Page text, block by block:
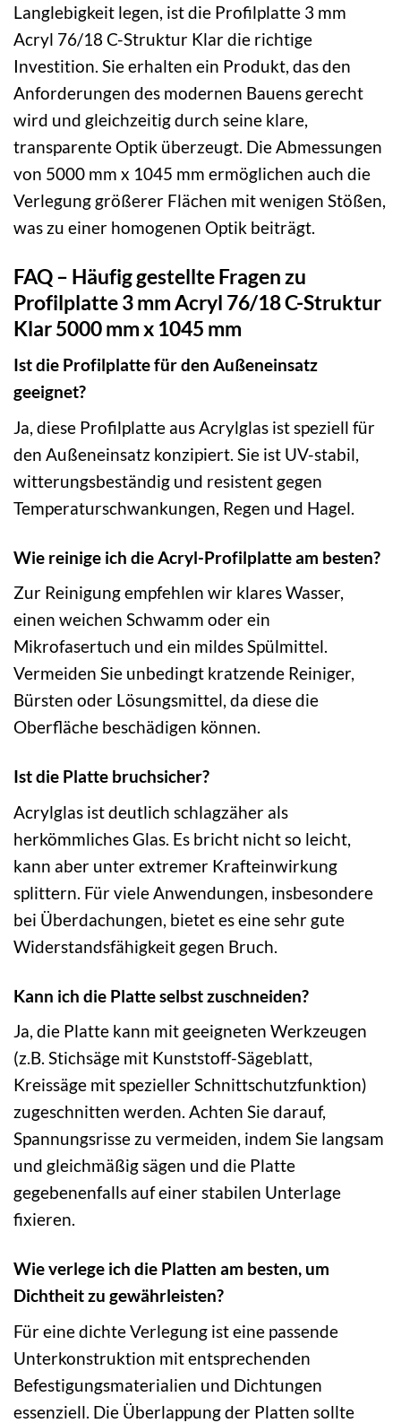
Langlebigkeit legen, ist die Profilplatte 3 mm
Acryl 76/18 C-Struktur Klar die richtige
Investition. Sie erhalten ein Produkt, das den
Anforderungen des modernen Bauens gerecht
wird und gleichzeitig durch seine klare,
transparente Optik überzeugt. Die Abmessungen
von 5000 mm x 1045 mm ermöglichen auch die
Verlegung größerer Flächen mit wenigen Stößen,
was zu einer homogenen Optik beiträgt.
FAQ – Häufig gestellte Fragen zu
Profilplatte 3 mm Acryl 76/18 C-Struktur
Klar 5000 mm x 1045 mm
Ist die Profilplatte für den Außeneinsatz
geeignet?
Ja, diese Profilplatte aus Acrylglas ist speziell für
den Außeneinsatz konzipiert. Sie ist UV-stabil,
witterungsbeständig und resistent gegen
Temperaturschwankungen, Regen und Hagel.
Wie reinige ich die Acryl-Profilplatte am besten?
Zur Reinigung empfehlen wir klares Wasser,
einen weichen Schwamm oder ein
Mikrofasertuch und ein mildes Spülmittel.
Vermeiden Sie unbedingt kratzende Reiniger,
Bürsten oder Lösungsmittel, da diese die
Oberfläche beschädigen können.
Ist die Platte bruchsicher?
Acrylglas ist deutlich schlagzäher als
herkömmliches Glas. Es bricht nicht so leicht,
kann aber unter extremer Krafteinwirkung
splittern. Für viele Anwendungen, insbesondere
bei Überdachungen, bietet es eine sehr gute
Widerstandsfähigkeit gegen Bruch.
Kann ich die Platte selbst zuschneiden?
Ja, die Platte kann mit geeigneten Werkzeugen
(z.B. Stichsäge mit Kunststoff-Sägeblatt,
Kreissäge mit spezieller Schnittschutzfunktion)
zugeschnitten werden. Achten Sie darauf,
Spannungsrisse zu vermeiden, indem Sie langsam
und gleichmäßig sägen und die Platte
gegebenenfalls auf einer stabilen Unterlage
fixieren.
Wie verlege ich die Platten am besten, um
Dichtheit zu gewährleisten?
Für eine dichte Verlegung ist eine passende
Unterkonstruktion mit entsprechenden
Befestigungsmaterialien und Dichtungen
essenziell. Die Überlappung der Platten sollte